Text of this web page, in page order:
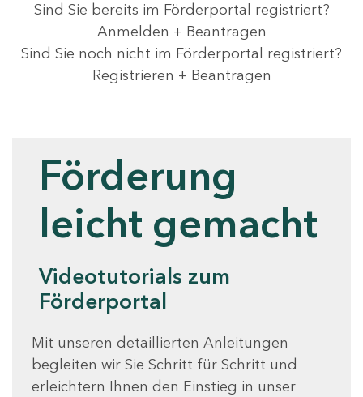
Sind Sie bereits im Förderportal registriert?
Anmelden + Beantragen
Sind Sie noch nicht im Förderportal registriert?
Registrieren + Beantragen
Förderung
leicht gemacht
Videotutorials zum
Förderportal
Mit unseren detaillierten Anleitungen
begleiten wir Sie Schritt für Schritt und
erleichtern Ihnen den Einstieg in unser